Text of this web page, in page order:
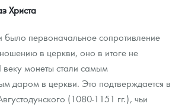
Христа
было первоначальное сопротивление
в церкви, оно в итоге не
веку монеты стали самым
даром в церкви. Это подтверждается в
(1080-1151 гг.), чьи